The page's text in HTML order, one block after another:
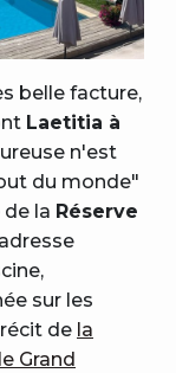
belle facture,
Laetitia à
n'est
du monde"
la Réserve
sur les
de la
Grand